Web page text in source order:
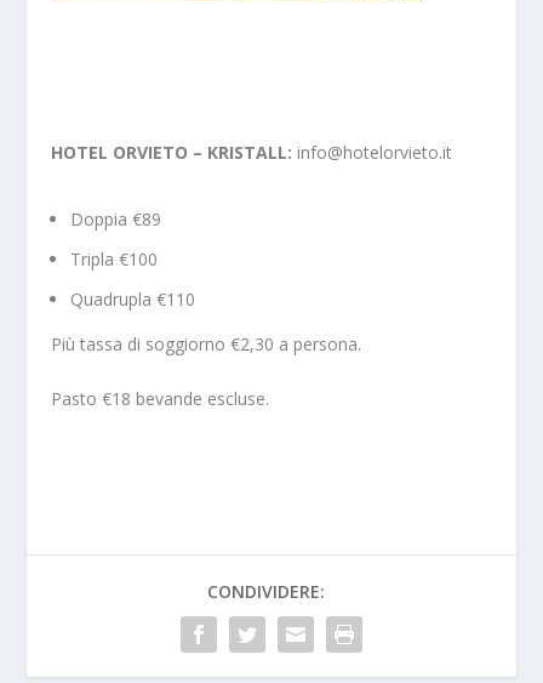
HOTEL ORVIETO – KRISTALL: info@hotelorvieto.it
Doppia €89
Tripla €100
Quadrupla €110
Più tassa di soggiorno €2,30 a persona.
Pasto €18 bevande escluse.
CONDIVIDERE: